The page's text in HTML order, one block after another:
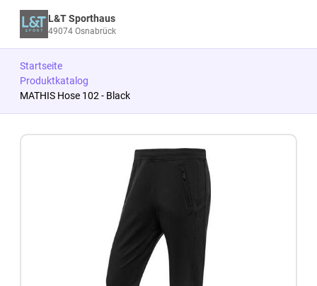
L&T Sporthaus
49074 Osnabrück
Startseite
Produktkatalog
MATHIS Hose 102 - Black